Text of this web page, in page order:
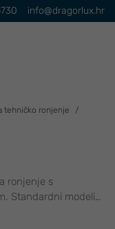
info@dragorlux.hr
tehničko ronjenje
ronjenje s
Standardni modeli…